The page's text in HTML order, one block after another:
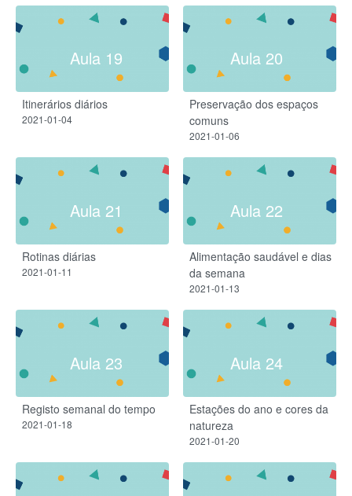
Aula 19
Itinerários diários
2021-01-04
Aula 20
Preservação dos espaços
comuns
2021-01-06
Aula 21
Rotinas diárias
2021-01-11
Aula 22
Alimentação saudável e dias
da semana
2021-01-13
Aula 23
Registo semanal do tempo
2021-01-18
Aula 24
Estações do ano e cores da
natureza
2021-01-20